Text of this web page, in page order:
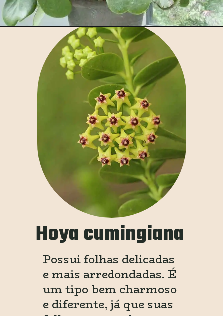
Hoya cumingiana
Possui folhas delicadas
e mais arredondadas. É
um tipo bem charmoso
e diferente, já que suas